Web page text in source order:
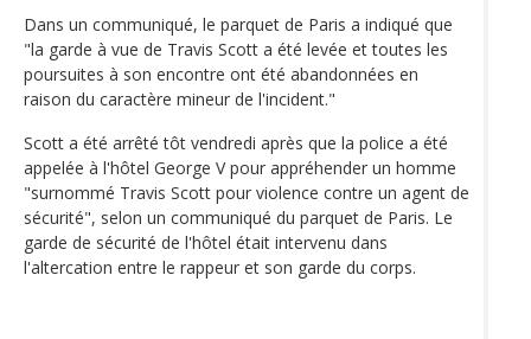
Dans un communiqué, le parquet de Paris a indiqué que
"la garde à vue de Travis Scott a été levée et toutes les
poursuites à son encontre ont été abandonnées en
raison du caractère mineur de l'incident."
Scott a été arrêté tôt vendredi après que la police a été
appelée à l'hôtel George V pour appréhender un homme
"surnommé Travis Scott pour violence contre un agent de
sécurité", selon un communiqué du parquet de Paris. Le
garde de sécurité de l'hôtel était intervenu dans
l'altercation entre le rappeur et son garde du corps.